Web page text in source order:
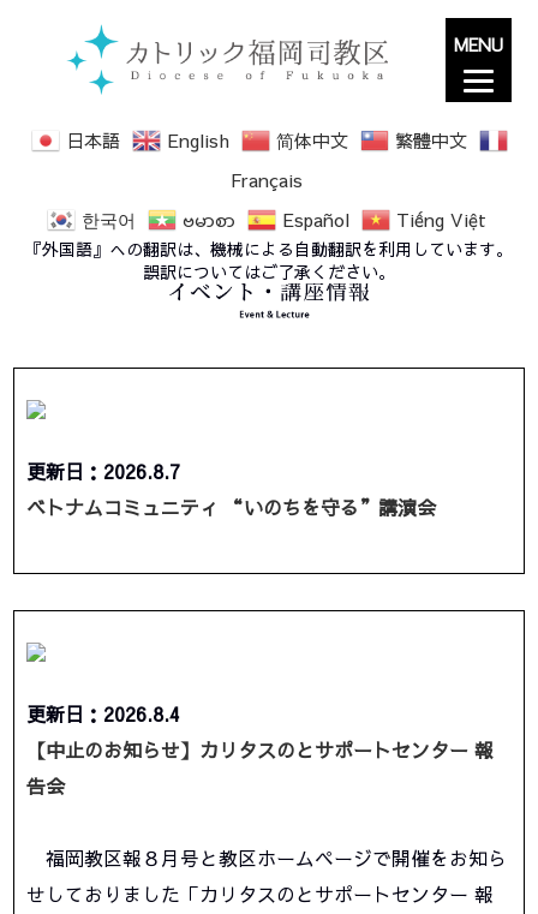
日本語 English 简体中文
繁體中文
Français
한국어
ဗမာစာ Español Tiếng Việt
『外国語』への翻訳は、機械による自動翻訳を利用しています。
誤訳についてはご了承ください。
更新日：2026.8.7
ベトナムコミュニティ “いのちを守る”講演会
更新日：2026.8.4
【中止のお知らせ】カリタスのとサポートセンター 報
告会
福岡教区報８月号と教区ホームページで開催をお知ら
せしておりました「カリタスのとサポートセンター 報
MENU